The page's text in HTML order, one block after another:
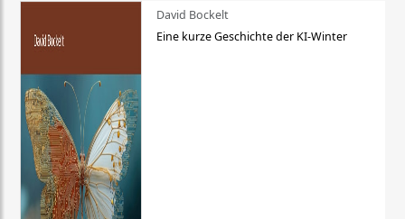
David Bockelt
Eine kurze Geschichte der KI-Winter